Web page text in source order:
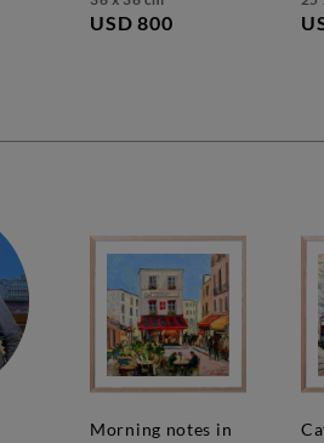
USD 800
morning notes in
café